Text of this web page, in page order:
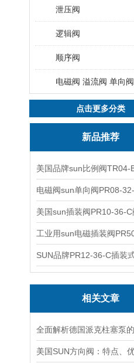
泄压阀
逻辑阀
顺序阀
电磁阀 溢流阀 单向阀
点击更多分类
新品推荐
相关文章